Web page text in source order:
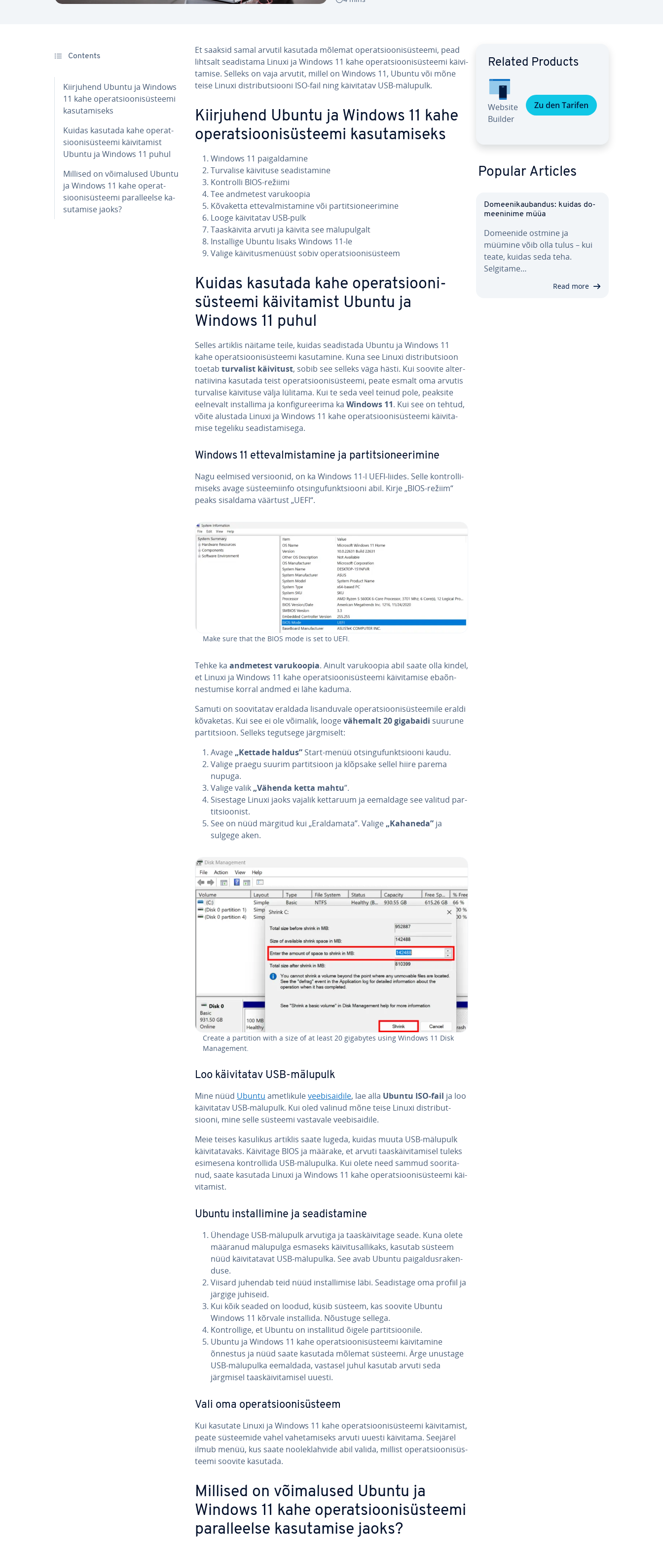
Contents
Kiir­ju­hend Ubuntu ja Windows
11 kahe ope­rat­sioo­ni­süs­teemi
ka­su­ta­miseks
Kuidas kasutada kahe ope­rat­
sioo­ni­süs­teemi käi­vi­ta­mist
Ubuntu ja Windows 11 puhul
Millised on või­ma­lu­sed Ubuntu
ja Windows 11 kahe ope­rat­
sioo­ni­süs­teemi pa­ral­leelse ka­
su­ta­mise jaoks?
Et saaksid samal arvutil kasutada mõlemat ope­rat­sioo­ni­süs­teemi, pead
lihtsalt sea­dis­tama Linuxi ja Windows 11 kahe ope­rat­sioo­ni­süs­teemi käi­vi­
ta­mise. Selleks on vaja arvutit, millel on Windows 11, Ubuntu või mõne
teise Linuxi dist­ri­but­siooni ISO-fail ning käi­vi­ta­tav USB-mälupulk.
Kiir­ju­hend Ubuntu ja Windows 11 kahe
ope­rat­sioo­ni­süs­teemi ka­su­ta­miseks
Windows 11 pai­gal­da­mine
Turvalise käivituse sea­dis­ta­mine
Kontrolli BIOS-režiimi
Tee andmetest va­ru­koo­pia
Kõvaketta et­te­val­mis­ta­mine või par­tit­sio­nee­ri­mine
Looge käi­vi­ta­tav USB-pulk
Taas­käi­vita arvuti ja käivita see mä­lu­pul­galt
Ins­tal­lige Ubuntu lisaks Windows 11-le
Valige käi­vi­tus­me­nüüst sobiv ope­rat­sioo­ni­süs­teem
Kuidas kasutada kahe ope­rat­sioo­ni­
süs­teemi käi­vi­ta­mist Ubuntu ja
Windows 11 puhul
Selles artiklis näitame teile, kuidas sea­dis­tada Ubuntu ja Windows 11
kahe ope­rat­sioo­ni­süs­teemi ka­su­ta­mine. Kuna see Linuxi dist­ri­but­sioon
toetab turvalist käivitust, sobib see selleks väga hästi. Kui soovite al­ter­
na­tiivina kasutada teist ope­rat­sioo­ni­süs­teemi, peate esmalt oma arvutis
turvalise käivituse välja lülitama. Kui te seda veel teinud pole, peaksite
eelnevalt ins­tal­lima ja kon­fi­gu­ree­rima ka Windows 11. Kui see on tehtud,
võite alustada Linuxi ja Windows 11 kahe ope­rat­sioo­ni­süs­teemi käi­vi­ta­
mise tegeliku sea­dis­ta­mi­sega.
Windows 11 et­te­val­mis­ta­mine ja par­tit­sio­nee­ri­mine
Nagu eelmised ver­sioo­nid, on ka Windows 11-l UEFI-liides. Selle kont­rol­li­
miseks avage süs­tee­mi­info ot­sin­gu­funkt­siooni abil. Kirje „BIOS-režiim“
peaks sisaldama väärtust „UEFI“.
Make sure that the BIOS mode is set to UEFI.
Tehke ka andmetest va­ru­koo­pia. Ainult va­ru­koo­pia abil saate olla kindel,
et Linuxi ja Windows 11 kahe ope­rat­sioo­ni­süs­teemi käi­vi­ta­mise eba­õn­
nes­tu­mise korral andmed ei lähe kaduma.
Samuti on soo­vi­ta­tav eraldada li­san­du­vale ope­rat­sioo­ni­süs­tee­mile eraldi
kõvaketas. Kui see ei ole võimalik, loogevähemalt 20 gigabaidi suurune
par­tit­sioon. Selleks tegutsege järg­mi­selt:
Avage „Kettade haldus” Start-menüü ot­sin­gu­funkt­siooni kaudu.
Valige praegu suurim par­tit­sioon ja klõpsake sellel hiire parema
nupuga.
Valige valik „Vähenda ketta mahtu”.
Sisestage Linuxi jaoks vajalik kettaruum ja eemaldage see valitud par­
tit­sioo­nist.
See on nüüd märgitud kui „Eral­da­mata”. Valige „Kahaneda” ja
sulgege aken.
Create a partition with a size of at least 20 gigabytes using Windows 11 Disk
Ma­na­ge­ment.
Loo käi­vi­ta­tav USB-mälupulk
Mine nüüd Ubuntu amet­li­kulevee­bi­sai­dile, lae alla Ubuntu ISO-fail ja loo
käi­vi­ta­tav USB-mälupulk. Kui oled valinud mõne teise Linuxi dist­ri­but­
siooni, mine selle süsteemi vastavale vee­bi­sai­dile.
Meie teises kasulikus artiklis saate lugeda, kuidas muuta USB-mälupulk
käi­vi­ta­ta­vaks. Käivitage BIOS ja määrake, et arvuti taas­käi­vi­ta­misel tuleks
esimesena kont­rol­lida USB-mälupulka. Kui olete need sammud soo­ri­ta­
nud, saate kasutada Linuxi ja Windows 11 kahe ope­rat­sioo­ni­süs­teemi käi­
vi­ta­mist.
Ubuntu ins­tal­li­mine ja sea­dis­ta­mine
Ühendage USB-mälupulk arvutiga ja taas­käi­vi­tage seade. Kuna olete
määranud mälupulga esmaseks käi­vi­tus­al­li­kaks, kasutab süsteem
nüüd käi­vi­ta­ta­vat USB-mälupulka. See avab Ubuntu pai­gal­dus­ra­ken­
duse.
Viisard juhendab teid nüüd ins­tal­li­mise läbi. Sea­dis­tage oma profiil ja
järgige juhiseid.
Kui kõik seaded on loodud, küsib süsteem, kas soovite Ubuntu
Windows 11 kõrvale ins­tal­lida. Nõustuge sellega.
Kont­rol­lige, et Ubuntu on ins­tal­li­tud õigele par­tit­sioo­nile.
Ubuntu ja Windows 11 kahe ope­rat­sioo­ni­süs­teemi käi­vi­ta­mine
õnnestus ja nüüd saate kasutada mõlemat süsteemi. Ärge unustage
USB-mälupulka eemaldada, vastasel juhul kasutab arvuti seda
järgmisel taas­käi­vi­ta­misel uuesti.
Vali oma ope­rat­sioo­ni­süs­teem
Kui kasutate Linuxi ja Windows 11 kahe ope­rat­sioo­ni­süs­teemi käi­vi­ta­mist,
peate süs­teemide vahel va­he­ta­miseks arvuti uuesti käivitama. Seejärel
ilmub menüü, kus saate noo­leklah­vide abil valida, millist ope­rat­sioo­ni­süs­
teemi soovite kasutada.
Millised on või­ma­lu­sed Ubuntu ja
Windows 11 kahe ope­rat­sioo­ni­süs­teemi
pa­ral­leelse ka­su­ta­mise jaoks?
Related Products
Website
Builder
Zu den Tarifen
Popular Articles
Do­mee­ni­kau­ban­dus: kuidas do­
mee­ninime müüa
Domeenide ostmine ja
müümine võib olla tulus – kui
teate, kuidas seda teha.
Selgitame…
Read more